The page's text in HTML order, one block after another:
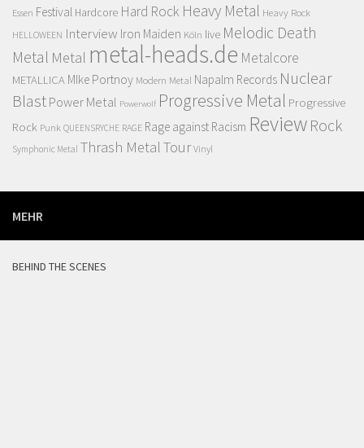
Essen Festival Hardcore Hard Rock Heavy Metal Heavy Rock
HELLOWEEN Interview Iron Maiden Köln live Melodic Death
Metal Metal metal-heads.de Metalcore
METALLICA MIke Portnoy Modern Metal Napalm Records Nuclear
Blast Power Metal Powerwolf Progressive Metal Progressive
Rock Punk QUEENSRYCHE RAGE Rage against Racism Review Rock
Symphonic Metal Thrash MetalTour Vinyl
MEHR
BEHIND THE SCENES